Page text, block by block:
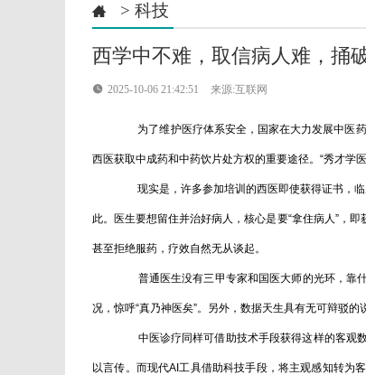
 > 科技
西学中不难，取信病人难，捅
 2025-10-06 21:42:51 来源:互联网
为了维护医疗体系安全，国家在大力发展中医药
西医获取中成药和中药饮片处方权的重要途径。“秀才学
现实是，许多参加培训的西医即使获得证书，临
此。医生要想留住并治好病人，核心是要“拿住病人”，
甚至拒绝服药，疗效自然无从谈起。
普通医生没有三甲专家和国医大师的光环，靠
况，惊呼“真乃神医矣”。另外，数据天生具有无可辩驳
中医诊疗同样可借助技术手段获得这样的客观数
以言传。而现代AI工具借助科技手段，将主观感知转为